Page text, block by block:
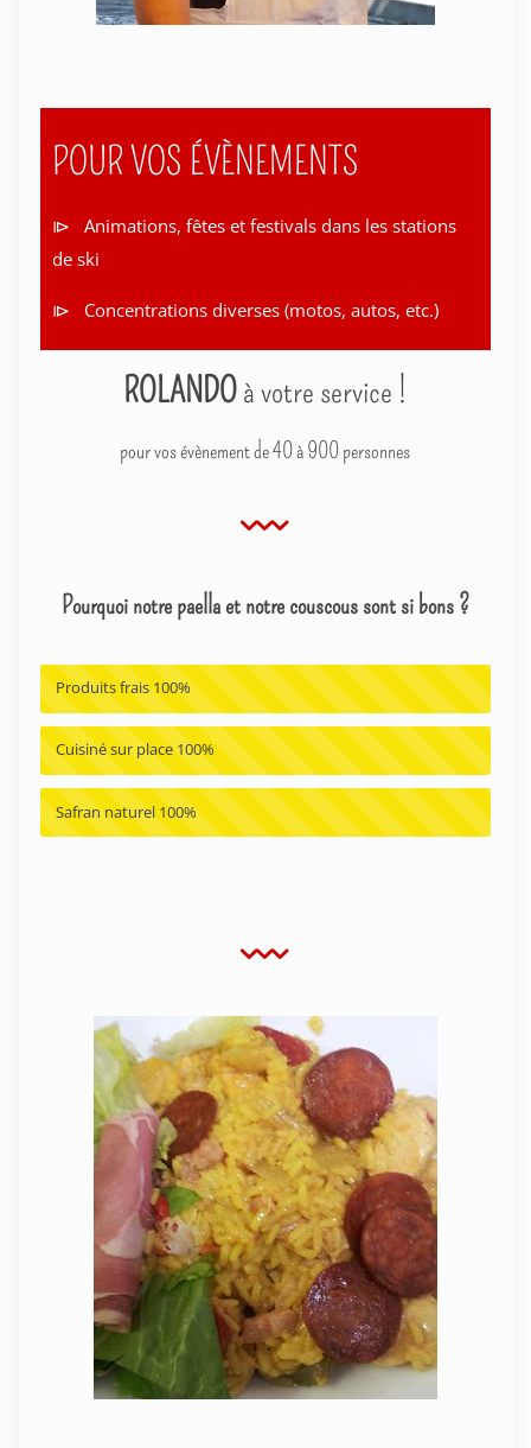
POUR VOS ÉVÈNEMENTS
⧐ Animations, fêtes et festivals dans les stations
de ski
⧐ Concentrations diverses (motos, autos, etc.)
ROLANDOà votre service !
pour vos évènement de 40 à 900 personnes
Pourquoi notre paella et notre couscous sont si bons ?
Produits frais100%
Cuisiné sur place100%
Safran naturel 100%